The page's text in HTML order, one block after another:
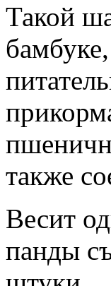
Такой
также
Весит
панды